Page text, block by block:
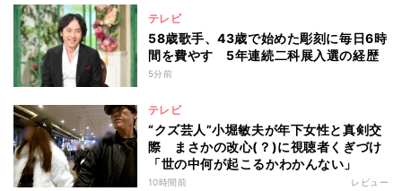
テレビ
58歳歌手、43歳で始めた彫刻に毎日6時
間を費やす 5年連続二科展入選の経歴
5分前
テレビ
“クズ芸人”小堀敏夫が年下女性と真剣交
際 まさかの改心(？)に視聴者くぎづけ
「世の中何が起こるかわかんない」
10時間前 レビュー